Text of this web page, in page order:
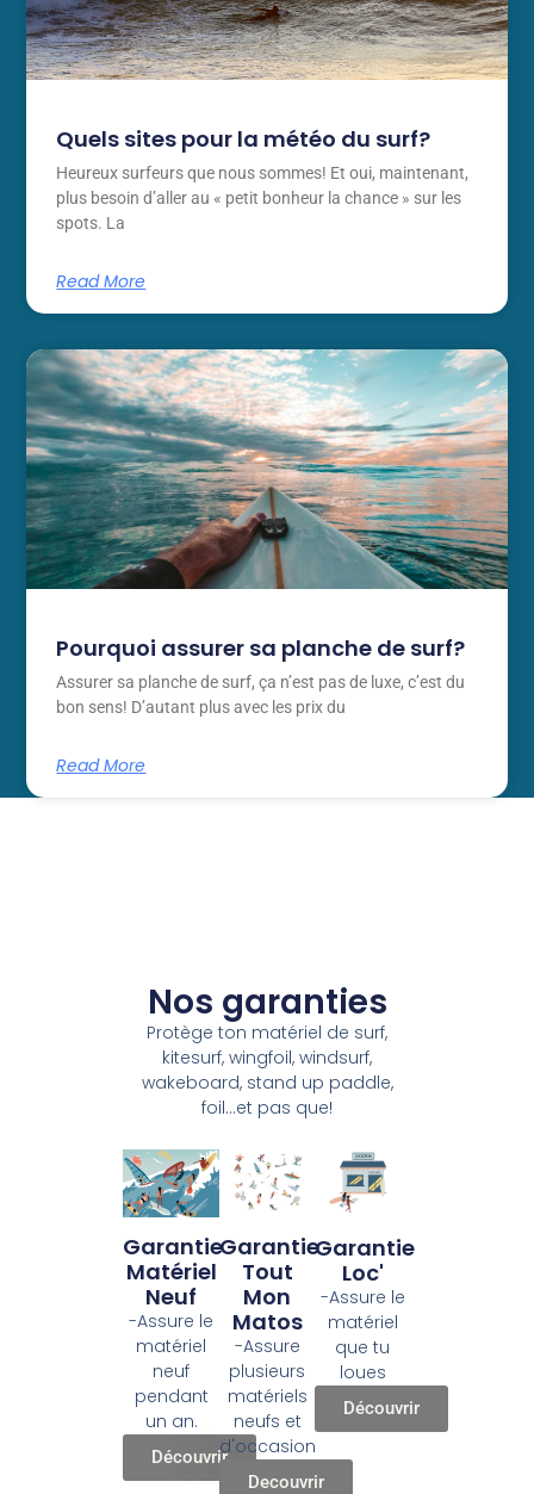
Quels sites pour la météo du surf?
Heureux surfeurs que nous sommes! Et oui, maintenant,
plus besoin d’aller au « petit bonheur la chance » sur les
spots. La
Read More
Pourquoi assurer sa planche de surf?
Assurer sa planche de surf, ça n’est pas de luxe, c’est du
bon sens! D’autant plus avec les prix du
Read More
Nos garanties
Protège ton matériel de surf,
kitesurf, wingfoil, windsurf,
wakeboard, stand up paddle,
foil...et pas que!
Garantie
Matériel
Neuf
-Assure le
matériel
neuf
pendant
un an.
Découvrir
Garantie
Tout
Mon
Matos
-Assure
plusieurs
matériels
neufs et
d'occasion
Decouvrir
Garantie
Loc'
-Assure le
matériel
que tu
loues
Découvrir